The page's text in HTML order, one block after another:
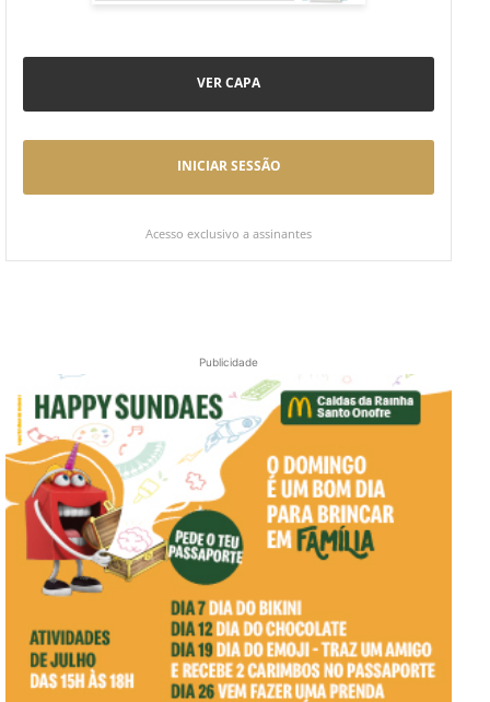
VER CAPA
INICIAR SESSÃO
Acesso exclusivo a assinantes
Publicidade